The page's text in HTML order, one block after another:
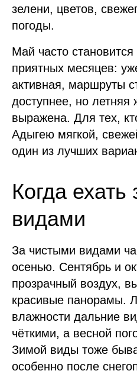
зелени, цветов,
погоды.
Май часто
приятных месяцев:
активная, маршруты
доступнее, но летняя
выражена. Для тех,
Адыгею мягкой,
один из лучших
Когда
видами
За чистыми видами
осенью. Сентябрь и
прозрачный воздух,
красивые панорамы.
влажности дальние
чёткими, а весной
Зимой виды тоже
особенно после